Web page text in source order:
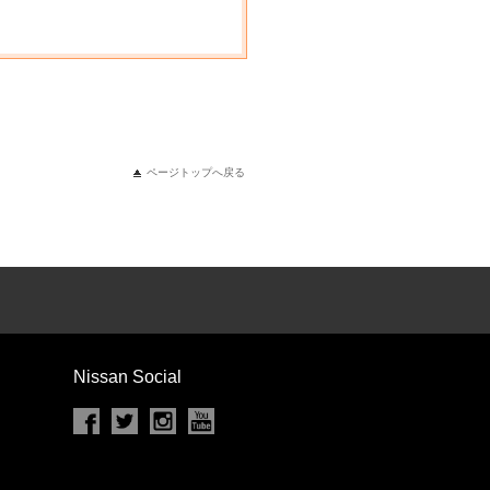
ページトップへ戻る
Nissan Social